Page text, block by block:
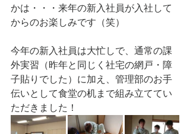
かは・・・来年の新入社員が入社して
からのお楽しみです（笑）
今年の新入社員は大忙しで、通常の課
外実習（昨年と同じく社宅の網戸・障
子貼りでした）に加え、管理部のお手
伝いとして食堂の机まで組み立ててい
ただきました！